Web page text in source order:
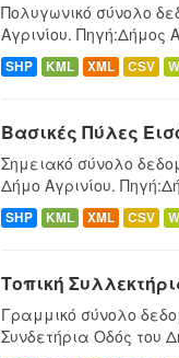
Πολυγωνικό σύνολο
Αγρινίου. Πηγή:Δήμος
SHP KML XML CSV
Βασικές Πύλες
Σημειακό σύνολο
Δήμο Αγρινίου.
SHP KML XML CSV
Τοπική
Γραμμικό σύνολο
Συνδετήρια Οδός του